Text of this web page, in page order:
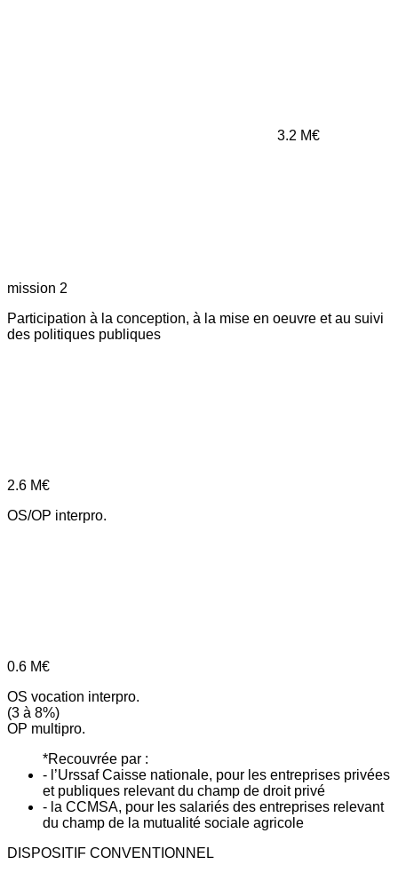
3.2 M€
mission 2
Participation à la conception, à la mise en oeuvre et au suivi
des politiques publiques
2.6 M€
OS/OP interpro.
0.6 M€
OS vocation interpro.
(3 à 8%)
OP multipro.
*Recouvrée par :
- l’Urssaf Caisse nationale, pour les entreprises privées
et publiques relevant du champ de droit privé
- la CCMSA, pour les salariés des entreprises relevant
du champ de la mutualité sociale agricole
DISPOSITIF CONVENTIONNEL